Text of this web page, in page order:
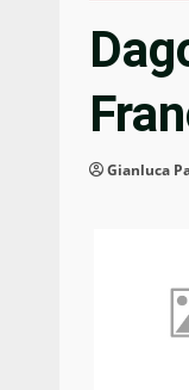
Gianluca